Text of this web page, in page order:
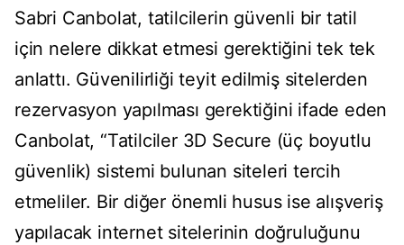
Sabri Canbolat, tatilcilerin güvenli bir tatil
için nelere dikkat etmesi gerektiğini tek tek
anlattı. Güvenilirliği teyit edilmiş sitelerden
rezervasyon yapılması gerektiğini ifade eden
Canbolat, “Tatilciler 3D Secure (üç boyutlu
güvenlik) sistemi bulunan siteleri tercih
etmeliler. Bir diğer önemli husus ise alışveriş
yapılacak internet sitelerinin doğruluğunu